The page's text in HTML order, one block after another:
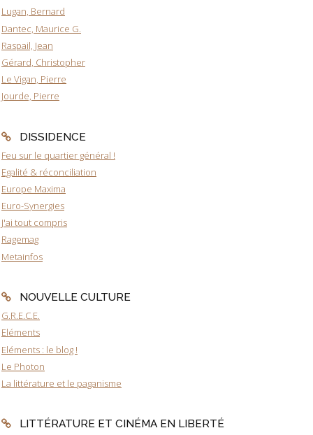
Lugan, Bernard
Dantec, Maurice G.
Raspail, Jean
Gérard, Christopher
Le Vigan, Pierre
Jourde, Pierre
DISSIDENCE
Feu sur le quartier général !
Egalité & réconciliation
Europe Maxima
Euro-Synergies
J'ai tout compris
Ragemag
Metainfos
NOUVELLE CULTURE
G.R.E.C.E.
Eléments
Eléments : le blog !
Le Photon
La littérature et le paganisme
LITTÉRATURE ET CINÉMA EN LIBERTÉ